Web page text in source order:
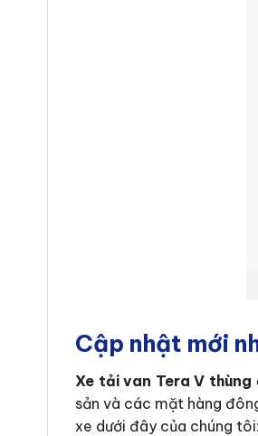
Cập nhật mới
Xe tải van Tera V
sản và các mặt hàng
xe dưới đây của chúng tôi: